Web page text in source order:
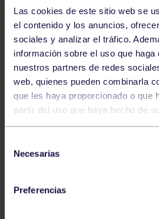
Las cookies de este sitio web se
el contenido y los anuncios,
sociales y analizar el tráfico.
información sobre el uso que haga
nuestros partners de redes
web, quienes pueden combinarla
que les haya proporcionado o que
partir del uso que haya hecho de
Necesarias
Preferencias
Hockey 28 Jul 2026
MUNDIAL